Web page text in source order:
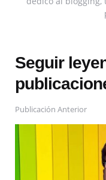
Seguir
Publicación Anterior